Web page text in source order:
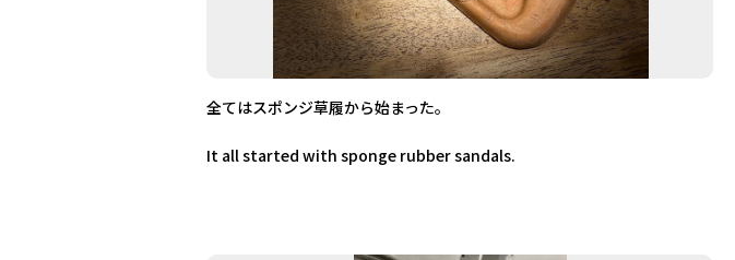
全てはスポンジ草履から始まった。
It all started with sponge rubber sandals.